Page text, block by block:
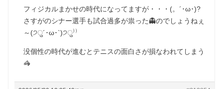
フィジカルまかせの時代になってますが・・・(。´･ω･)?
さすがのシナー選手も試合過多が祟った👻のでしょうねぇ
～(੭ु´･ω･`)੭ु⁾⁾
没個性の時代が進むとテニスの面白さが損なわれてしまう
🦓